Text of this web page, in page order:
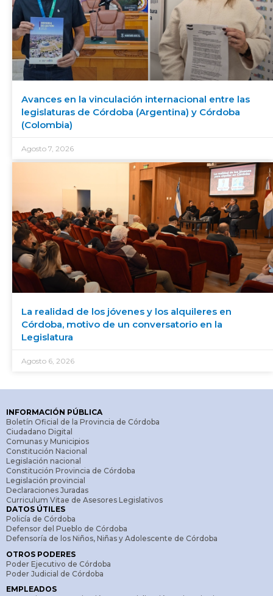
Avances en la vinculación internacional entre las
legislaturas de Córdoba (Argentina) y Córdoba
(Colombia)
Agosto 7, 2026
La realidad de los jóvenes y los alquileres en
Córdoba, motivo de un conversatorio en la
Legislatura
Agosto 6, 2026
INFORMACIÓN PÚBLICA
Boletín Oficial de la Provincia de Córdoba
Ciudadano Digital
Comunas y Municipios
Constitución Nacional
Legislación nacional
Constitución Provincia de Córdoba
Legislación provincial
Declaraciones Juradas
Curriculum Vitae de Asesores Legislativos
DATOS ÚTILES
Policía de Córdoba
Defensor del Pueblo de Córdoba
Defensoría de los Niños, Niñas y Adolescente de Córdoba
OTROS PODERES
Poder Ejecutivo de Córdoba
Poder Judicial de Córdoba
EMPLEADOS